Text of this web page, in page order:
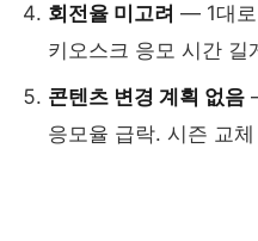
회전율 미고려 — 1대로
키오스크 응모 시간
콘텐츠 변경 계획 없음
응모율 급락. 시즌 교